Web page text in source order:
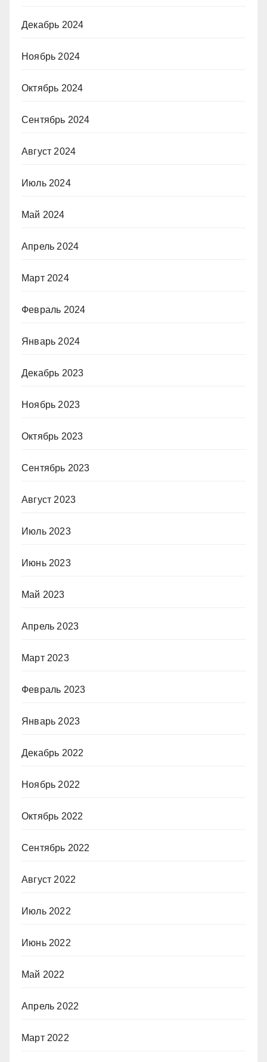
Декабрь 2024
Ноябрь 2024
Октябрь 2024
Сентябрь 2024
Август 2024
Июль 2024
Май 2024
Апрель 2024
Март 2024
Февраль 2024
Январь 2024
Декабрь 2023
Ноябрь 2023
Октябрь 2023
Сентябрь 2023
Август 2023
Июль 2023
Июнь 2023
Май 2023
Апрель 2023
Март 2023
Февраль 2023
Январь 2023
Декабрь 2022
Ноябрь 2022
Октябрь 2022
Сентябрь 2022
Август 2022
Июль 2022
Июнь 2022
Май 2022
Апрель 2022
Март 2022